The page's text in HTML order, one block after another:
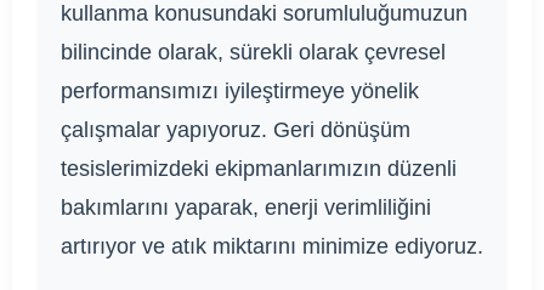
kullanma konusundaki sorumluluğumuzun
bilincinde olarak, sürekli olarak çevresel
performansımızı iyileştirmeye yönelik
çalışmalar yapıyoruz. Geri dönüşüm
tesislerimizdeki ekipmanlarımızın düzenli
bakımlarını yaparak, enerji verimliliğini
artırıyor ve atık miktarını minimize ediyoruz.